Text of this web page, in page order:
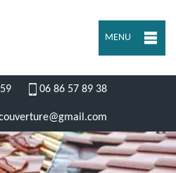
MENU
06 86 57 89 38